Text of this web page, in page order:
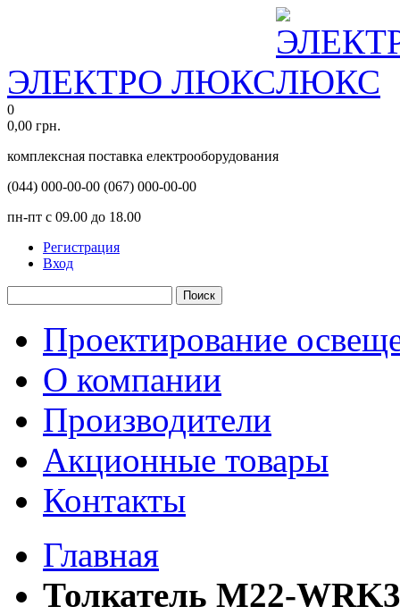
ЭЛЕКТРО ЛЮКС
0
0,00 грн.
комплексная поставка електрооборудования
(044) 000-00-00 (067) 000-00-00
пн-пт с 09.00 до 18.00
Регистрация
Вход
Поиск
Проектирование
О компании
Производители
Акционные товары
Контакты
Главная
Толкатель M22-